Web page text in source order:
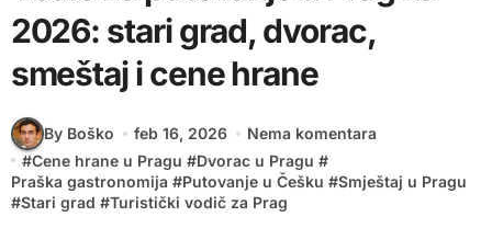
2026: stari grad, dvorac,
smeštaj i cene hrane
By Boško feb 16, 2026
Nema komentara
#Cene hrane u Pragu #Dvorac u Pragu #
Praška gastronomija #Putovanje u Češku #Smještaj u Pragu
#Stari grad #Turistički vodič za Prag